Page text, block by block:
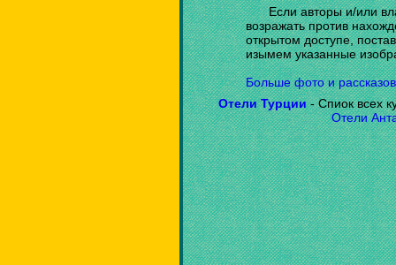
Если авторы и/или
возражать против
открытом доступе,
изымем указанные
Больше фото и
Отели Турции- Спиок всех
Отели